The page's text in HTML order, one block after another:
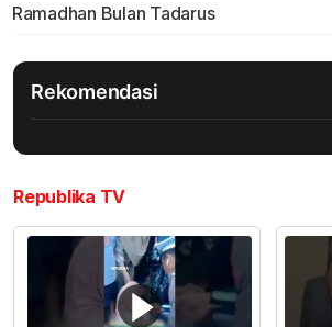
Ramadhan Bulan Tadarus
Rekomendasi
Republika TV